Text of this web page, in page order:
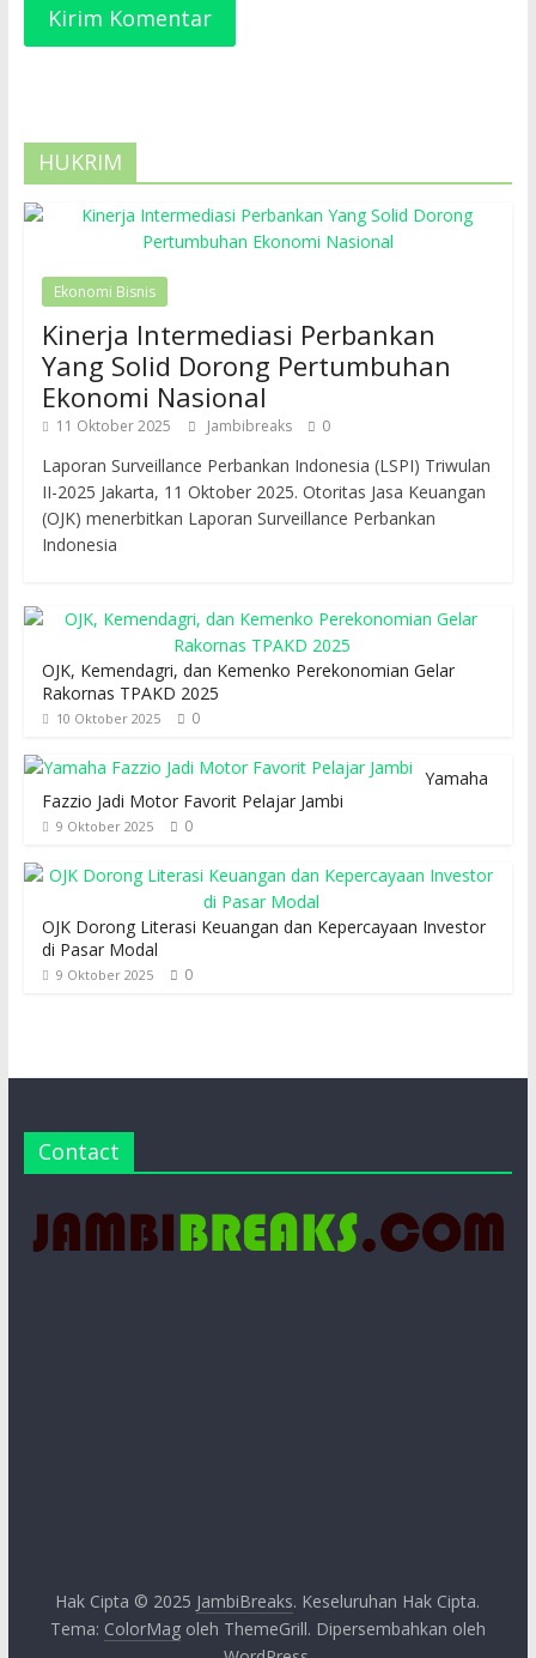
HUKRIM
Ekonomi Bisnis
Kinerja Intermediasi Perbankan
Yang Solid Dorong Pertumbuhan
Ekonomi Nasional
11 Oktober 2025 Jambibreaks 0
Laporan Surveillance Perbankan Indonesia (LSPI) Triwulan
II-2025 Jakarta, 11 Oktober 2025. Otoritas Jasa Keuangan
(OJK) menerbitkan Laporan Surveillance Perbankan
Indonesia
OJK, Kemendagri, dan Kemenko Perekonomian Gelar
Rakornas TPAKD 2025
10 Oktober 2025 0
Yamaha
Fazzio Jadi Motor Favorit Pelajar Jambi
9 Oktober 2025 0
OJK Dorong Literasi Keuangan dan Kepercayaan Investor
di Pasar Modal
9 Oktober 2025 0
Contact
Hak Cipta © 2025 JambiBreaks. Keseluruhan Hak Cipta.
Tema: ColorMagoleh ThemeGrill. Dipersembahkan oleh